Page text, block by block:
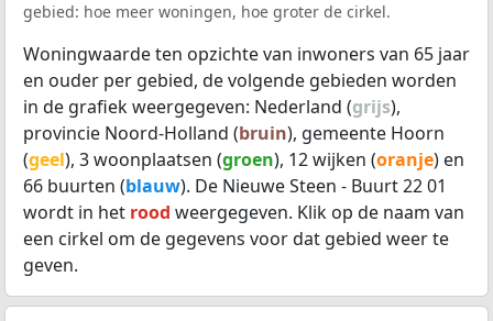
gebied: hoe meer woningen, hoe groter de cirkel.
Woningwaarde ten opzichte van inwoners van 65 jaar
en ouder per gebied, de volgende gebieden worden
in de grafiek weergegeven: Nederland (grijs),
provincie Noord-Holland (bruin), gemeente Hoorn
(geel), 3 woonplaatsen (groen), 12 wijken (oranje) en
66 buurten (blauw). De Nieuwe Steen - Buurt 22 01
wordt in het rood weergegeven. Klik op de naam van
een cirkel om de gegevens voor dat gebied weer te
geven.